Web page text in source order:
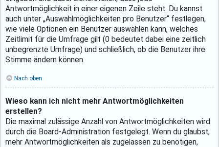
Antwortmöglichkeit in einer eigenen Zeile steht. Du kannst
auch unter „Auswahlmöglichkeiten pro Benutzer“ festlegen,
wie viele Optionen ein Benutzer auswählen kann, welches
Zeitlimit für die Umfrage gilt (0 bedeutet dabei eine zeitlich
unbegrenzte Umfrage) und schließlich, ob die Benutzer ihre
Stimme ändern können.
Nach oben
Wieso kann ich nicht mehr Antwortmöglichkeiten
erstellen?
Die maximal zulässige Anzahl von Antwortmöglichkeiten wird
durch die Board-Administration festgelegt. Wenn du glaubst,
mehr Antwortmöglichkeiten als zugelassen zu benötigen,